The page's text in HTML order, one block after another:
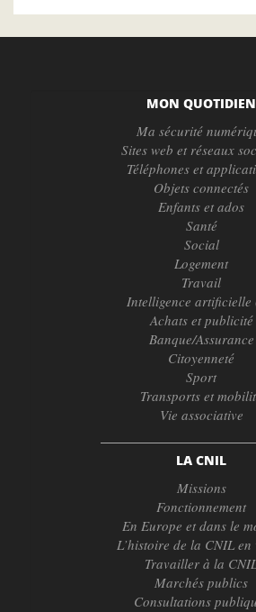
MON QUOTIDIEN
Ma sécurité
Sites web et réseaux
Téléphones et
Objets connectés
Enfants et ados
Santé
Social
Logement
Travail
Intelligence artificielle
Achats et publicité
Banque/Assurance
Citoyenneté
Sport
Transports et
Vie associative
LA CNIL
Missions
Fonctionnement
En Europe et dans le
L’histoire de la CNIL en
Travailler à la
Marchés publics
Consultations